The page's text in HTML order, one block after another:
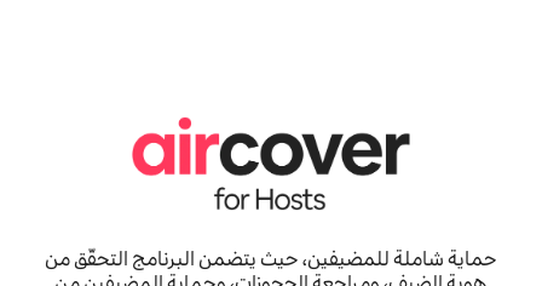
حماية شاملة للمضيفين، حيث يتضمن البرنامج التحقّق من